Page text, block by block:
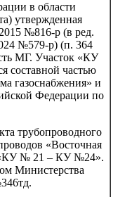
в области
утвержденная
№816-р (в ред.
№579-р) (п. 364
МГ. Участок «КУ
составной частью
газоснабжения» и
Федерации по
трубопроводного
«Восточная
«КУ № 21 – КУ №24».
Министерства